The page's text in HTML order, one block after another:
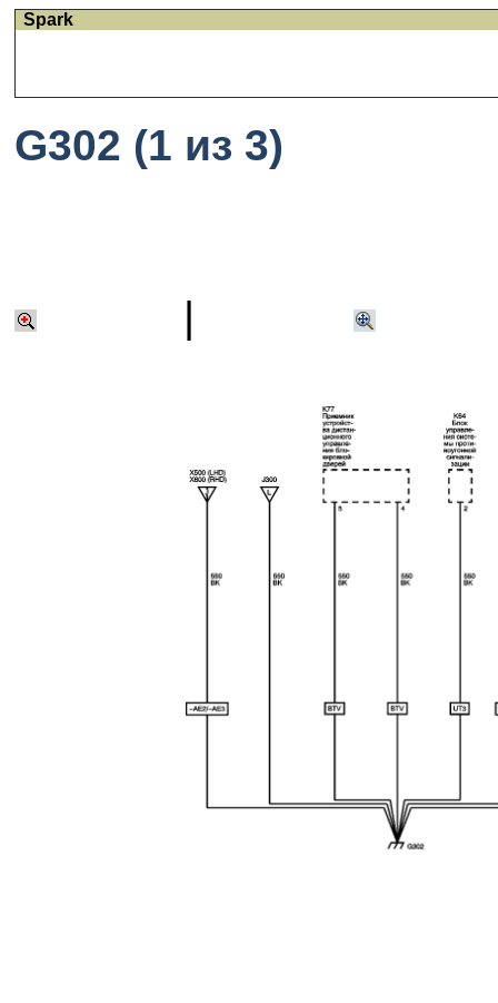
Spark
G302 (1 из 3)
|